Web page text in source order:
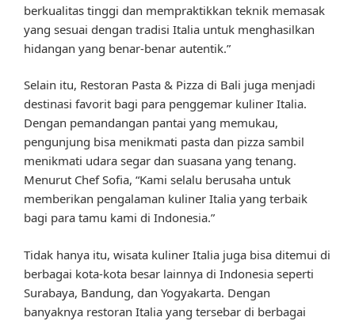
berkualitas tinggi dan mempraktikkan teknik memasak
yang sesuai dengan tradisi Italia untuk menghasilkan
hidangan yang benar-benar autentik.”
Selain itu, Restoran Pasta & Pizza di Bali juga menjadi
destinasi favorit bagi para penggemar kuliner Italia.
Dengan pemandangan pantai yang memukau,
pengunjung bisa menikmati pasta dan pizza sambil
menikmati udara segar dan suasana yang tenang.
Menurut Chef Sofia, “Kami selalu berusaha untuk
memberikan pengalaman kuliner Italia yang terbaik
bagi para tamu kami di Indonesia.”
Tidak hanya itu, wisata kuliner Italia juga bisa ditemui di
berbagai kota-kota besar lainnya di Indonesia seperti
Surabaya, Bandung, dan Yogyakarta. Dengan
banyaknya restoran Italia yang tersebar di berbagai